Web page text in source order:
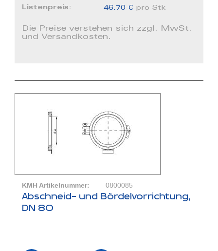
Listenpreis: 46,70 € pro Stk
Die Preise verstehen sich zzgl. MwSt.
und Versandkosten.
KMH Artikelnummer: 0800085
Abschneid- und Bördelvorrichtung,
DN 80